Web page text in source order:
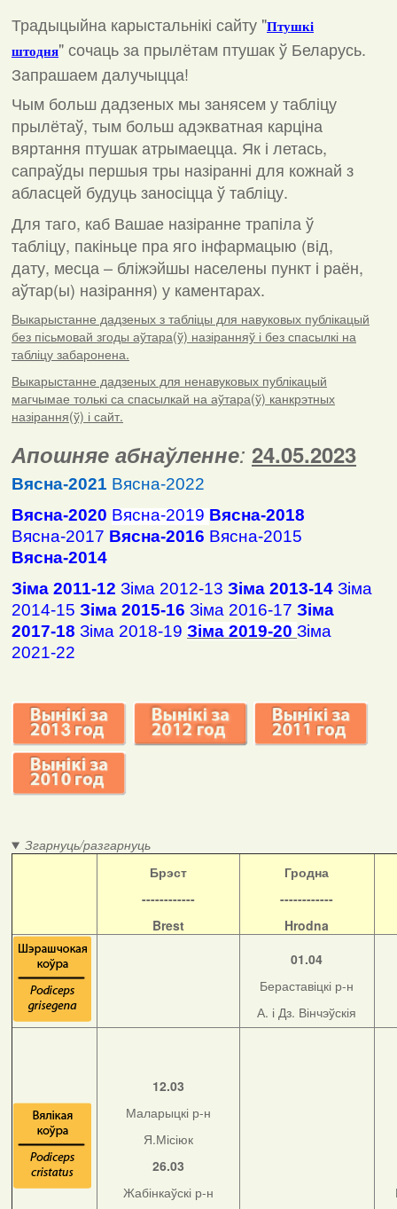
Традыцыйна карыстальнікі сайту "Птушкі
штодня"сочаць за прылётам птушак ў Беларусь.
Запрашаем далучыцца!
Чым больш дадзеных мы занясем у табліцу
прылётаў, тым больш адэкватная карціна
вяртання птушак атрымаецца. Як і летась,
сапраўды першыя тры назіранні для кожнай з
абласцей будуць заносіцца ў табліцу.
Для таго, каб Вашае назіранне трапіла ў
табліцу, пакіньце пра яго інфармацыю (від,
дату, месца – бліжэйшы населены пункт і раён,
аўтар(ы) назірання) у каментарах.
Выкарыстанне дадзеных з табліцы для навуковых публікацый
без пісьмовай згоды аўтара(ў) назіранняў і без спасылкі на
табліцу забаронена.
Выкарыстанне дадзеных для ненавуковых публікацый
магчымае толькі са спасылкай на аўтара(ў) канкрэтных
назірання(ў) і сайт.
Апошняе абнаўленне: 24.05.2023
Вясна-2021 Вясна-2022
Вясна-2020 Вясна-2019 Вясна-2018
Вясна-2017 Вясна-2016 Вясна-2015
Вясна-2014
Зіма 2011-12 Зіма 2012-13 Зіма 2013-14 Зіма
2014-15 Зіма 2015-16 Зіма 2016-17 Зіма
2017-18 Зіма 2018-19 Зіма 2019-20 Зіма
2021-22
Згарнуць/разгарнуць
Брэст
------------
Brest
Гродна
------------
Hrodna
01.04
Бераставіцкі р-н
А. і Дз. Вінчэўскія
12.03
Маларыцкі р-н
Я.Місіюк
26.03
Жабінкаўскі р-н